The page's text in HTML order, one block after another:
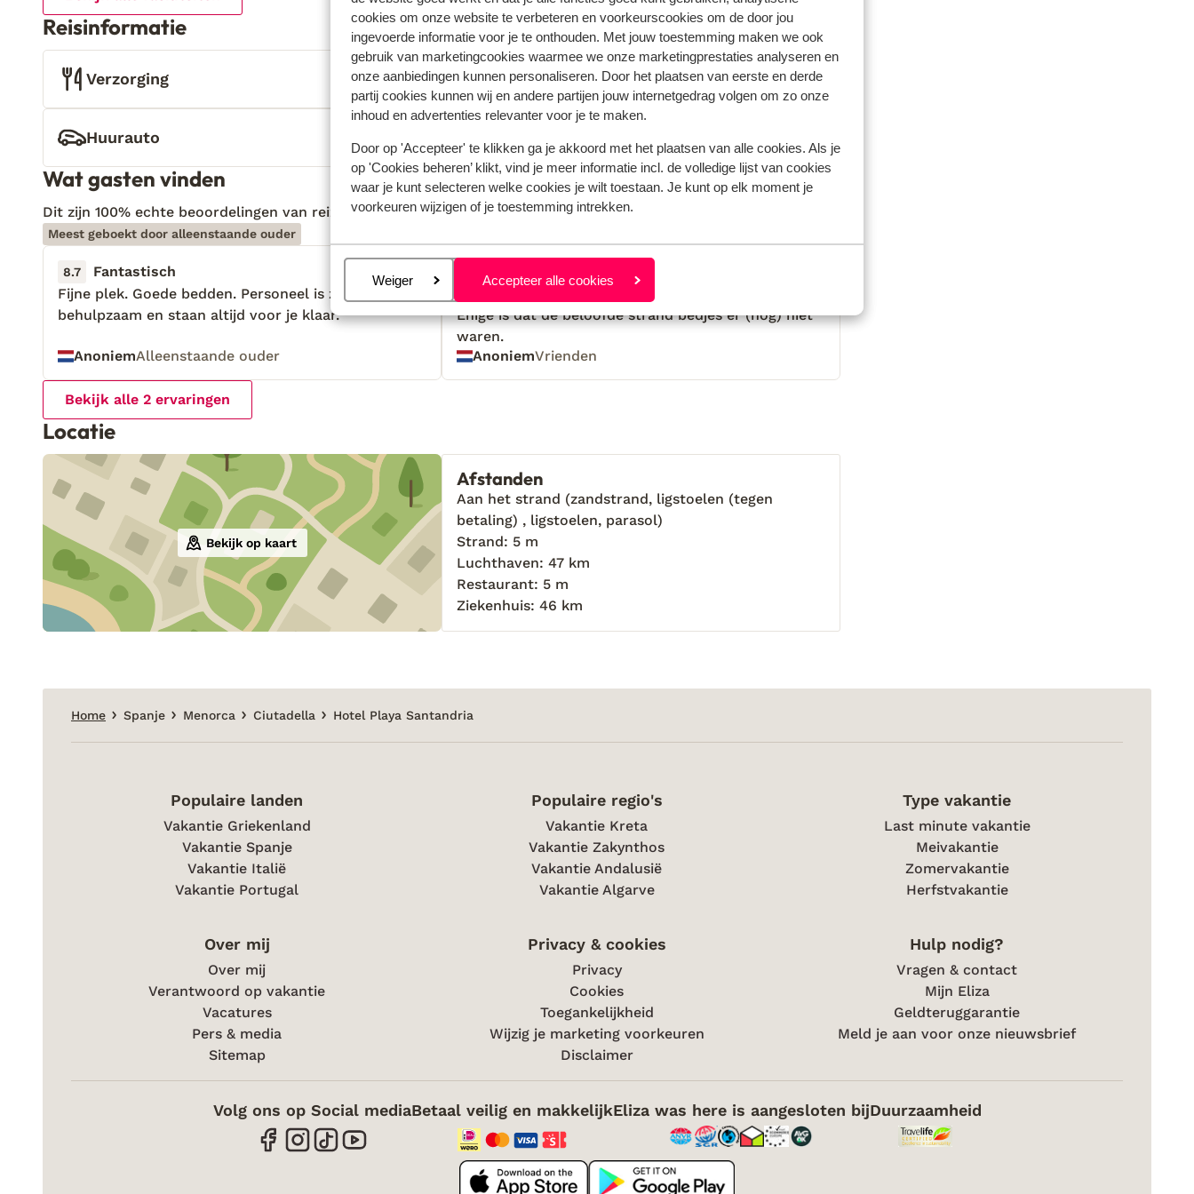
cookies om onze website te verbeteren en voorkeurscookies om de door jou
ingevoerde informatie voor je te onthouden. Met jouw toestemming maken we ook
gebruik van marketingcookies waarmee we onze marketingprestaties analyseren en
onze aanbiedingen kunnen personaliseren. Door het plaatsen van eerste en derde
partij cookies kunnen wij en andere partijen jouw internetgedrag volgen om zo onze
inhoud en advertenties relevanter voor je te maken.
Door op 'Accepteer' te klikken ga je akkoord met het plaatsen van alle cookies. Als je
op 'Cookies beheren’ klikt, vind je meer informatie incl. de volledige lijst van cookies
waar je kunt selecteren welke cookies je wilt toestaan. Je kunt op elk moment je
voorkeuren wijzigen of je toestemming intrekken.
Beheren
Weiger Accepteer alle cookies
Reisinformatie
Verzorging
Huurauto
Wat gasten vinden
Dit zijn 100% echte beoordelingen van reizigers die jou voorgingen. Meer over reviews
Meest geboekt door alleenstaande ouder
8.7 Fantastisch
12 aug. 2025
Fijne plek. Goede bedden. Personeel is zeer
behulpzaam en staan altijd voor je klaar.
Fijne plek. Goede bedden. Personeel is zeer
behulpzaam en staan altijd voor je klaar.
AnoniemAlleenstaande ouder
Fantastisch
Fijn hotel, mooi gelegen en alles goed verzorgd.
Enige is dat de beloofde strand bedjes er (nog) niet
waren.
Fijn hotel, mooi gelegen en alles goed verzorgd.
Enige is dat de beloofde strand bedjes er (nog) niet
waren.
AnoniemVrienden
Bekijk alle 2 ervaringen
Locatie
Bekijk op kaart
Afstanden
Aan het strand (zandstrand, ligstoelen (tegen
betaling) , ligstoelen, parasol)
Strand: 5 m
Luchthaven: 47 km
Restaurant: 5 m
Ziekenhuis: 46 km
Home Spanje Menorca Ciutadella Hotel Playa Santandria
Populaire landen
Vakantie Griekenland
Vakantie Spanje
Vakantie Italië
Vakantie Portugal
Populaire regio's
Vakantie Kreta
Vakantie Zakynthos
Vakantie Andalusië
Vakantie Algarve
Type vakantie
Last minute vakantie
Meivakantie
Zomervakantie
Herfstvakantie
Over mij
Over mij
Verantwoord op vakantie
Vacatures
Pers & media
Sitemap
Privacy & cookies
Privacy
Cookies
Toegankelijkheid
Wijzig je marketing voorkeuren
Disclaimer
Hulp nodig?
Vragen & contact
Mijn Eliza
Geldteruggarantie
Meld je aan voor onze nieuwsbrief
Volg ons op Social mediaBetaal veilig en makkelijkEliza was here is aangesloten bijDuurzaamheid